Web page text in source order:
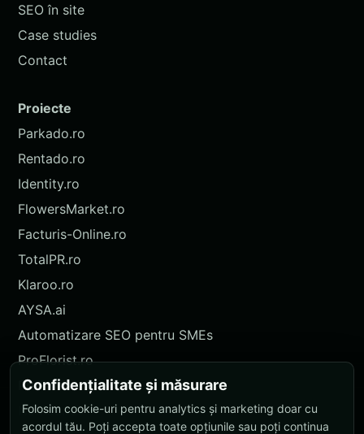
SEO în site
Case studies
Contact
Proiecte
Parkado.ro
Rentado.ro
Identity.ro
FlowersMarket.ro
Facturis-Online.ro
TotalPR.ro
Klaroo.ro
AYSA.ai
Automatizare SEO pentru SMEs
ProFlorist.ro
ProFlorist.de
Nokidu.ro
Confidențialitate și măsurare
Folosim cookie-uri pentru analytics și marketing doar cu
acordul tău. Poți accepta toate opțiunile sau poți continua